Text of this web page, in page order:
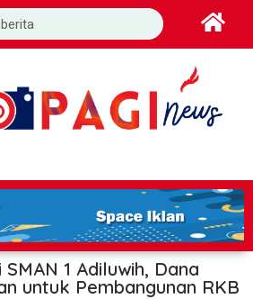
1 Adiluwih, Dana
untuk Pembangunan RKB